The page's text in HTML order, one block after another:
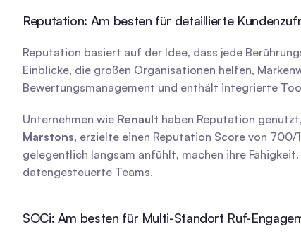
Reputation: Am besten für detaillierte
Reputation basiert auf der Idee, dass jede
Einblicke, die großen Organisationen helfen,
Bewertungsmanagement und enthält integrierte
Unternehmen wie Renault
Marstons, erzielte einen Reputation Score von
gelegentlich langsam anfühlt, machen ihre
datengesteuerte Teams.
SOCi: Am besten für Multi-Standort Ruf-